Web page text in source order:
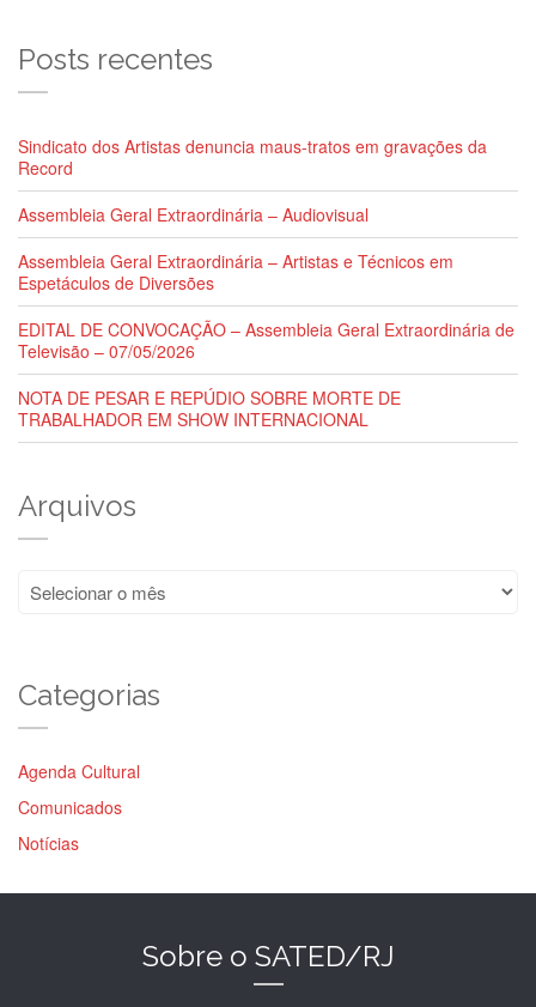
Posts recentes
Sindicato dos Artistas denuncia maus-tratos em gravações da
Record
Assembleia Geral Extraordinária – Audiovisual
Assembleia Geral Extraordinária – Artistas e Técnicos em
Espetáculos de Diversões
EDITAL DE CONVOCAÇÃO – Assembleia Geral Extraordinária de
Televisão – 07/05/2026
NOTA DE PESAR E REPÚDIO SOBRE MORTE DE
TRABALHADOR EM SHOW INTERNACIONAL
Arquivos
Arquivos
Categorias
Agenda Cultural
Comunicados
Notícias
Sobre o SATED/RJ